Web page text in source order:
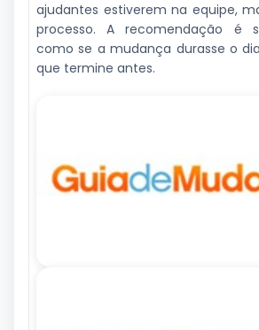
ajudantes estiverem na equipe,
processo. A recomendação é
como se a mudança durasse o
que termine antes.